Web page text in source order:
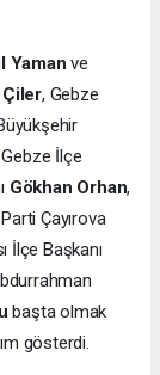
Yaman ve
Çiler, Gebze
İlçe
Gökhan Orhan,
Çayırova
İlçe Başkanı
başta olmak
gösterdi.